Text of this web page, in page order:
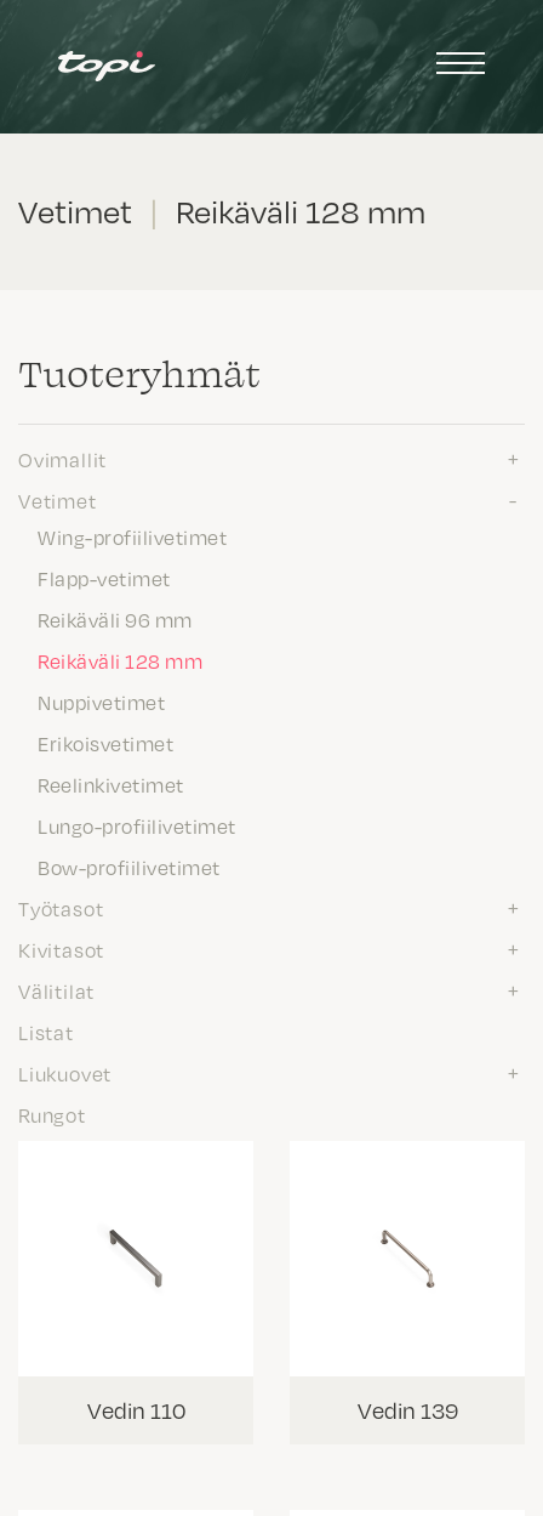
Vetimet | Reikäväli 128 mm
Tuote­ryhmät
Ovimallit
Vetimet
Wing-profiilivetimet
Flapp-vetimet
Reikäväli 96 mm
Reikäväli 128 mm
Nuppivetimet
Erikoisvetimet
Reelinkivetimet
Lungo-profiilivetimet
Bow-profiilivetimet
Työtasot
Kivitasot
Välitilat
Listat
Liukuovet
Rungot
Vedin 110 Vedin 139